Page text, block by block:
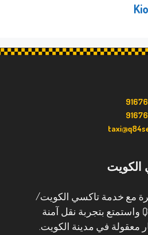
الكويت
مع خدمة تاكسي الكويت/
خدمة تاكسي Q8 واستمتع بتجربة نقل آمنة
معقولة في مدينة الكويت.